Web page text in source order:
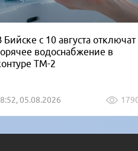
Бийске с 10 августа отключат
водоснабжение в
ТМ-2
05.08.2026